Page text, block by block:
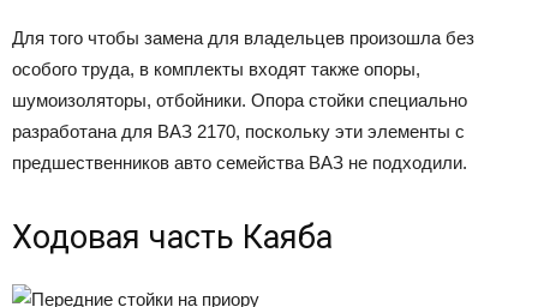
Для того чтобы замена для владельцев произошла без
особого труда, в комплекты входят также опоры,
шумоизоляторы, отбойники. Опора стойки специально
разработана для ВАЗ 2170, поскольку эти элементы с
предшественников авто семейства ВАЗ не подходили.
Ходовая часть Каяба